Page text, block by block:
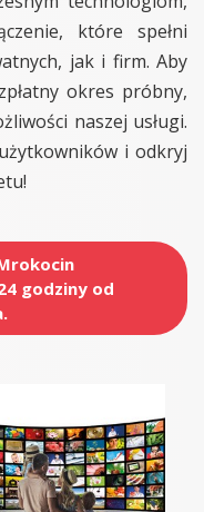
które spełni
jak i firm. Aby
okres próbny,
naszej usługi.
i odkryj
godziny od